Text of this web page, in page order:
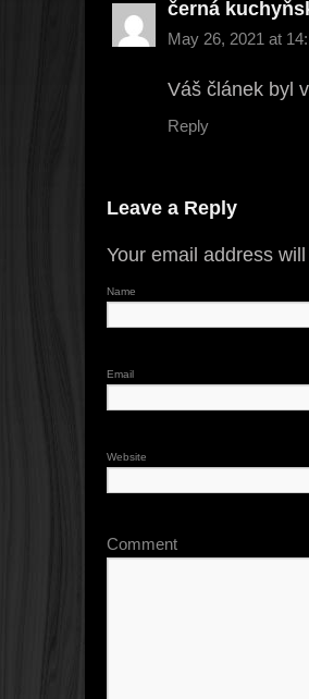
černá
May 26, 2021 at
Váš článek byl
Reply
Leave a Reply
Your email address
Name
Email
Website
Comment